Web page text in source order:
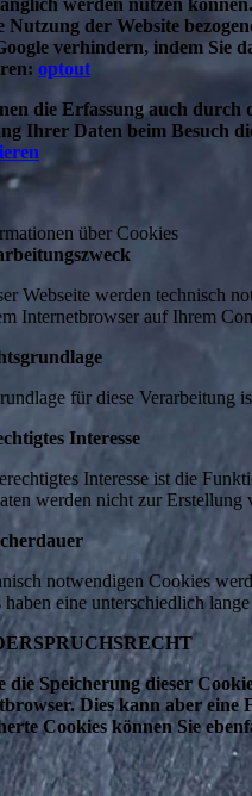
werden nutzen
Nutzung der Website
verhindern, indem Sie
optout
die Erfassung auch durch
Ihrer Daten beim Besuch
über Cookies
Webseite werden technisch
Internetbrowser auf Ihrem
für diese Verarbeitung
Interesse
Interesse ist die
werden nicht zur
notwendigen Cookies
haben eine unterschiedlich
die Speicherung dieser
Dies kann aber eine
Cookies können Sie